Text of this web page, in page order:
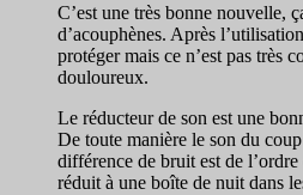
C’est une très bonne nouvelle,
d’acouphènes. Après
protéger mais ce n’est pas très
douloureux.
Le réducteur de son est une
De toute manière le son du
différence de bruit est de
réduit à une boîte de nuit dans